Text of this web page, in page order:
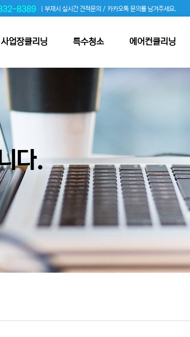
8389 | 부재시 실시간 견적문의 / 카카오톡 문의를 남겨주세요.
사업장클리닝 특수청소 에어컨클리닝
다.